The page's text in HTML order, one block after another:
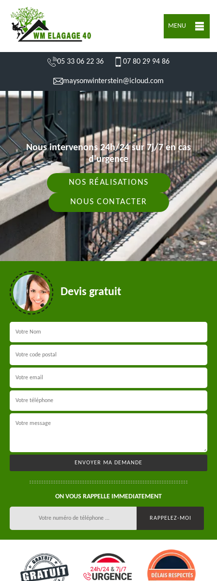
MENU
05 33 06 22 36 07 80 29 94 86
maysonwinterstein@icloud.com
Nous intervenons 24h/24 sur 7j/7 en cas
d'urgence
NOS RÉALISATIONS
NOUS CONTACTER
Devis gratuit
ON VOUS RAPPELLE IMMEDIATEMENT